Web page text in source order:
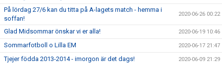
På lördag 27/6 kan du titta på A-lagets match - hemma i
soffan!
2020-06-26 00:22
Glad Midsommar önskar vi er alla! 2020-06-19 10:46
Sommarfotboll o Lilla EM 2020-06-17 21:47
Tjejer födda 2013-2014 - imorgon är det dags! 2020-06-09 21:29